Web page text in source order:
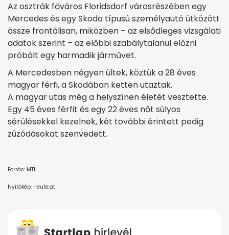
Az osztrák főváros Floridsdorf városrészében egy
Mercedes és egy Skoda típusú személyautó ütközött
össze frontálisan, miközben – az elsődleges vizsgálati
adatok szerint – az előbbi szabálytalanul előzni
próbált egy harmadik járművet.
A Mercedesben négyen ültek, köztük a 28 éves
magyar férfi, a Skodában ketten utaztak.
A magyar utas még a helyszínen életét vesztette.
Egy 45 éves férfit és egy 22 éves nőt súlyos
sérülésekkel kezelnek, két további érintett pedig
zúzódásokat szenvedett.
Forrás: MTI
Nyitókép: Heute.at